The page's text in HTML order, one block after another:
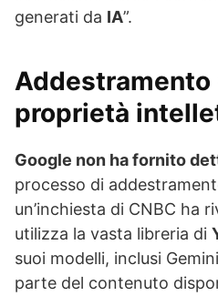
generati da IA”.
Addestramento
proprietà
Google non ha fornito
processo di
un’inchiesta di CNBC ha
utilizza la vasta libreria di
suoi modelli, inclusi
parte del contenuto